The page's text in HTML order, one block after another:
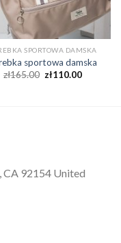
SPORTOWA DAMSKA
sportowa damska
zł165.00 zł110.00
CA 92154 United